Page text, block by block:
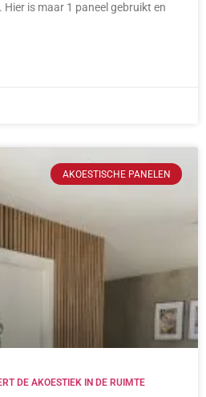
is maar 1 paneel gebruikt en
AKOESTISCHE PANELEN
DE AKOESTIEK IN DE RUIMTE